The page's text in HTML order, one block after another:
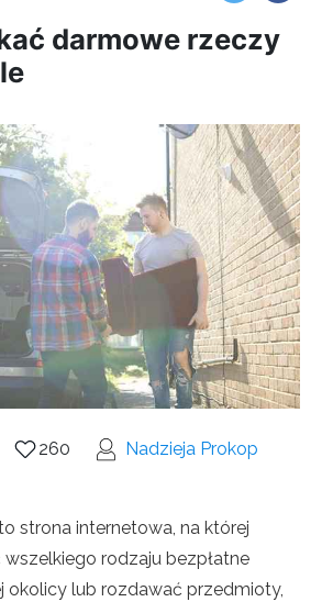
darmowe rzeczy
260 Nadzieja Prokop
strona internetowa, na której
rodzaju bezpłatne
okolicy lub rozdawać przedmioty,